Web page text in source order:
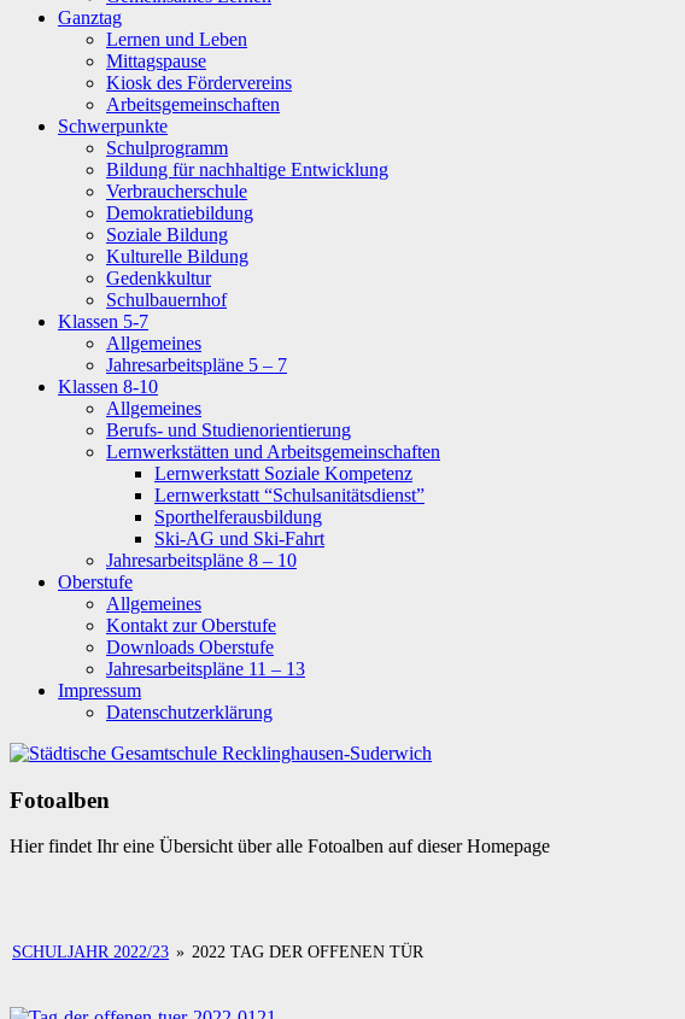
Ganztag
Lernen und Leben
Mittagspause
Kiosk des Fördervereins
Arbeitsgemeinschaften
Schwerpunkte
Schulprogramm
Bildung für nachhaltige Entwicklung
Verbraucherschule
Demokratiebildung
Soziale Bildung
Kulturelle Bildung
Gedenkkultur
Schulbauernhof
Klassen 5-7
Allgemeines
Jahresarbeitspläne 5 – 7
Klassen 8-10
Allgemeines
Berufs- und Studienorientierung
Lernwerkstätten und Arbeitsgemeinschaften
Lernwerkstatt Soziale Kompetenz
Lernwerkstatt “Schulsanitätsdienst”
Sporthelferausbildung
Ski-AG und Ski-Fahrt
Jahresarbeitspläne 8 – 10
Oberstufe
Allgemeines
Kontakt zur Oberstufe
Downloads Oberstufe
Jahresarbeitspläne 11 – 13
Impressum
Datenschutzerklärung
Fotoalben
Hier findet Ihr eine Übersicht über alle Fotoalben auf dieser Homepage
SCHULJAHR 2022/23 » 2022 TAG DER OFFENEN TÜR